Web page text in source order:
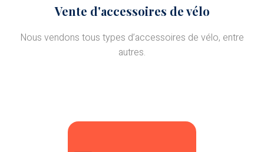
Vente d'accessoires de vélo
Nous vendons tous types d’accessoires de vélo, entre
autres.